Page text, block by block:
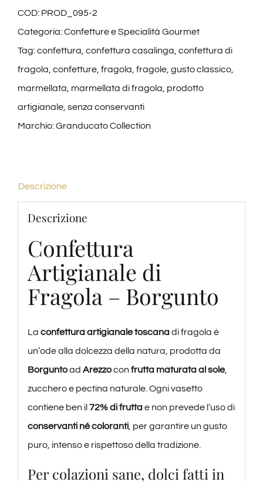
|
Borgunto
quantità
COD: PROD_095-2
Categoria:Confetture e Specialità Gourmet
Tag:confettura, confettura casalinga, confettura di
fragola, confetture, fragola, fragole, gusto classico,
marmellata, marmellata di fragola, prodotto
artigianale, senza conservanti
Marchio:Granducato Collection
Descrizione
Descrizione
Confettura
Artigianale di
Fragola – Borgunto
La confettura artigianale toscanadi fragola è
un’ode alla dolcezza della natura, prodotta da
Borguntoad Arezzocon frutta maturata al sole,
zucchero e pectina naturale. Ogni vasetto
contiene ben il 72% di fruttae non prevede l’uso di
conservanti né coloranti, per garantire un gusto
puro, intenso e rispettoso della tradizione.
Per colazioni sane, dolci fatti in